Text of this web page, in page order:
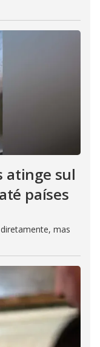
atinge sul
países
mas